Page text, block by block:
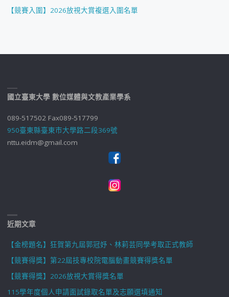
【競賽入圍】2026放視大賞複選入圍名單
國立臺東大學 數位媒體與文教產業學系
089-517502 Fax089-517799
950臺東縣臺東市大學路二段369號
nttu.eidm@gmail.com
近期文章
【金榜題名】狂賀第九屆郭冠妤、林莉芸同學考取正式教師
【競賽得獎】第22屆技專校院電腦動畫競賽得獎名單
【競賽得獎】2026放視大賞得獎名單
115學年度個人申請面試錄取名單及志願選填通知